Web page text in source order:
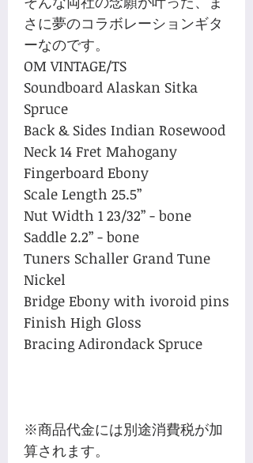
さに夢のコラボレーションギタ
ーなのです。
OM VINTAGE/TS
Soundboard Alaskan Sitka
Spruce
Back & Sides Indian Rosewood
Neck 14 Fret Mahogany
Fingerboard Ebony
Scale Length 25.5”
Nut Width 1 23/32” - bone
Saddle 2.2” - bone
Tuners Schaller Grand Tune
Nickel
Bridge Ebony with ivoroid pins
Finish High Gloss
Bracing Adirondack Spruce
※商品代金には別途消費税が加
算されます。